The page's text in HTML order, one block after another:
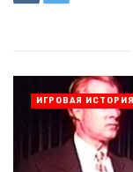
ИГРОВАЯ ИСТОРИЯ